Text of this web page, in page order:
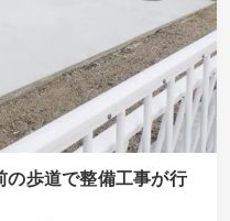
の歩道で整備工事が行